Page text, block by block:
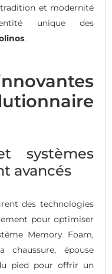
et modernité
unique des
.
systèmes
avancés
des technologies
pour optimiser
Memory Foam,
épouse
pied pour offrir un